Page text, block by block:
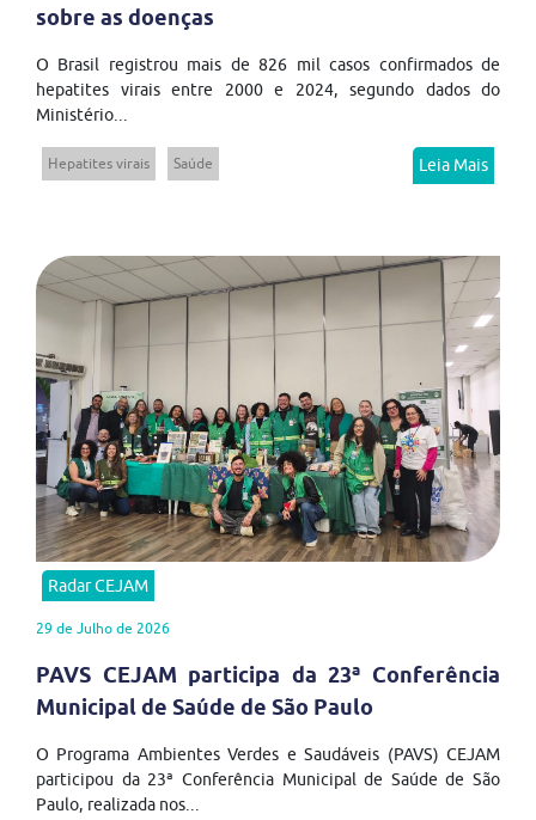
sobre as doenças
O Brasil registrou mais de 826 mil casos confirmados de
hepatites virais entre 2000 e 2024, segundo dados do
Ministério...
Hepatites virais Saúde Leia Mais
Radar CEJAM
29 de Julho de 2026
PAVS CEJAM participa da 23ª Conferência
Municipal de Saúde de São Paulo
O Programa Ambientes Verdes e Saudáveis (PAVS) CEJAM
participou da 23ª Conferência Municipal de Saúde de São
Paulo, realizada nos...